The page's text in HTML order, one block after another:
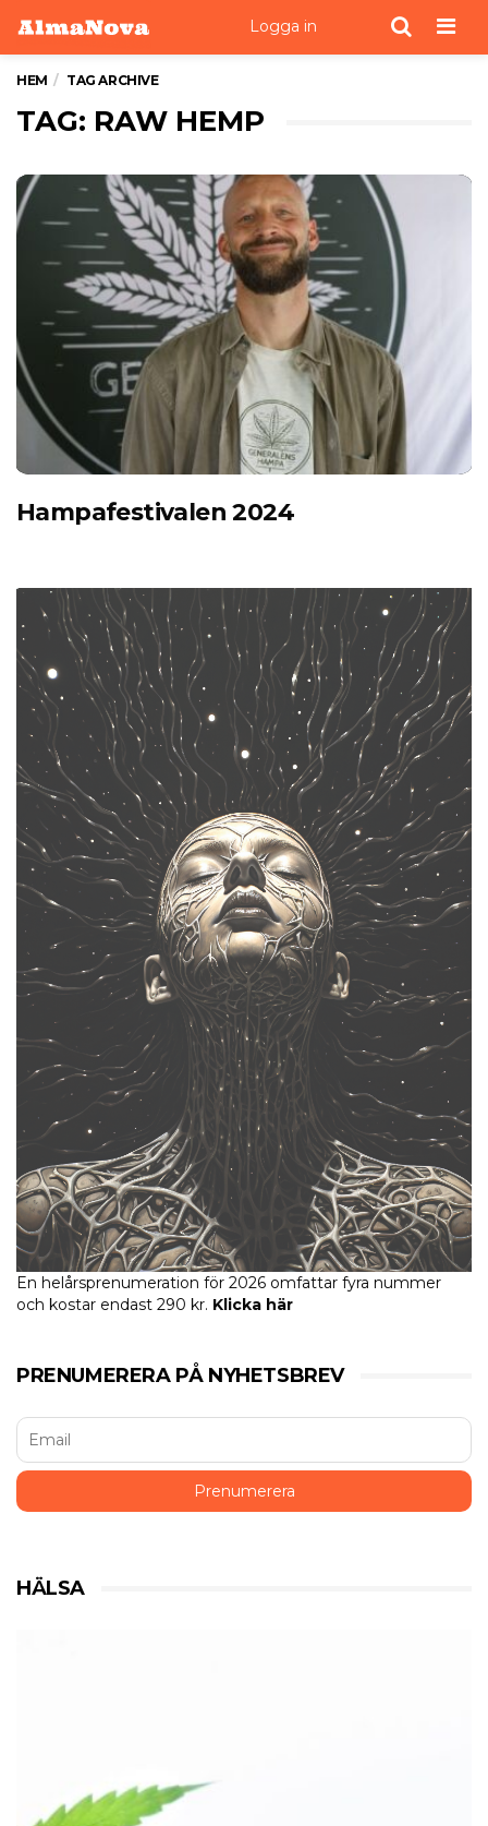
Logga in
HEM TAG ARCHIVE
TAG: RAW HEMP
Hampafestivalen 2024
En helårsprenumeration för 2026 omfattar fyra nummer
och kostar endast 290 kr. Klicka här
PRENUMERERA PÅ NYHETSBREV
HÄLSA